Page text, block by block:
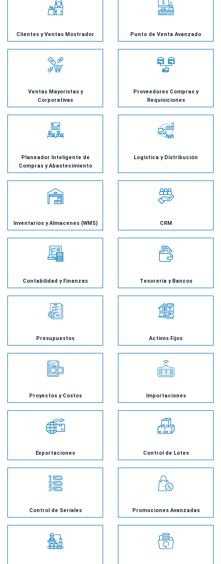
Clientes y Ventas Mostrador Punto de Venta Avanzado
Ventas Mayoristas y
Corporativas
Proveedores Compras y
Requisiciones
Planeador Inteligente de
Compras y Abastecimiento
Logística y Distribución
Inventarios y Almacenes (WMS) CRM
Contabilidad y Finanzas Tesorería y Bancos
Presupuestos Activos Fijos
Proyectos y Costos Importaciones
Exportaciones Control de Lotes
Control de Seriales Promociones Avanzadas